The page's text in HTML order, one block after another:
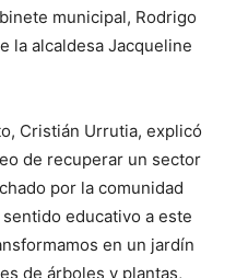
municipal, Rodrigo
la alcaldesa Jacqueline
Cristián Urrutia, explicó
de recuperar un sector
por la comunidad
educativo a este
en un jardín
de árboles y plantas,